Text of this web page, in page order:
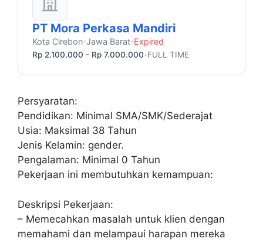
PT Mora Perkasa Mandiri
Kota Cirebon•Jawa Barat•Expired
Rp 2.100.000 - Rp 7.000.000 •FULL TIME
Persyaratan:
Pendidikan: Minimal SMA/SMK/Sederajat
Usia: Maksimal 38 Tahun
Jenis Kelamin: gender.
Pengalaman: Minimal 0 Tahun
Pekerjaan ini membutuhkan kemampuan:
Deskripsi Pekerjaan:
– Memecahkan masalah untuk klien dengan
memahami dan melampaui harapan mereka